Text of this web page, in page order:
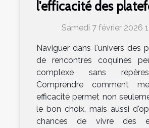
l'efficacité des
de rencontres
Samedi 7 février 2026
Naviguer dans l'univers des
de rencontres coquines
complexe sans
Comprendre comment
efficacité permet non
le bon choix, mais aussi
chances de vivre des